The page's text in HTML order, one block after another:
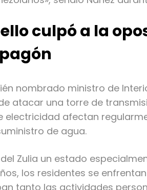
culpó a la
nombrado ministro de
atacar una torre de
electricidad afectan
de agua.
Zulia un estado
los residentes se
tanto las actividades